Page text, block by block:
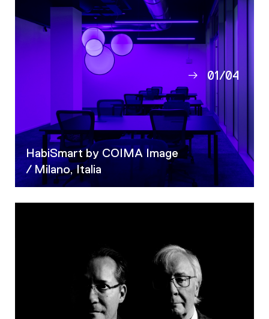
HabiSmart by COIMA Image
/ Milano, Italia
01
02
03
04
/04